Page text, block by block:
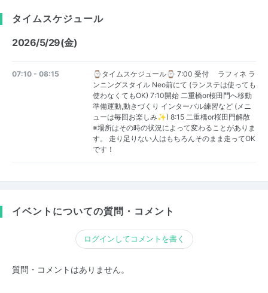
タイムスケジュール
2026/5/29(金)
07:10 - 08:15
⌚️タイムスケジュール⌚️ 7:00 受付 ラフィネ ラ
ンニングスタイル Neo前にて (ランステは使っても
使わなくてもOK) 7:10開始 二重橋or桜田門へ移動
準備運動,動きづくり インターバル練習など (メニ
ューは毎回お楽しみ✨) 8:15 二重橋or桜田門解散
※場所はその時の状況によって変わることがありま
す。 走り足りない人はもちろんそのまま走ってOK
です！
イベントについての質問・コメント
ログインしてコメントを書く
質問・コメントはありません。